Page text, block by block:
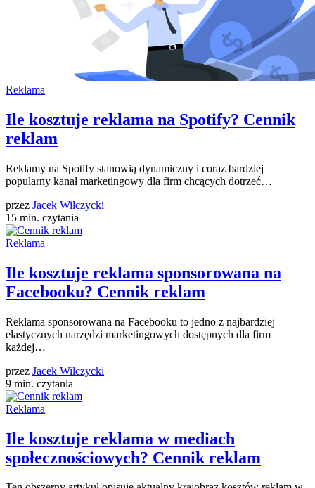
Reklama
Ile kosztuje reklama na Spotify? Cennik
reklam
Reklamy na Spotify stanowią dynamiczny i coraz bardziej
popularny kanał marketingowy dla firm chcących dotrzeć…
przez Jacek Wilczycki
15 min. czytania
Reklama
Ile kosztuje reklama sponsorowana na
Facebooku? Cennik reklam
Reklama sponsorowana na Facebooku to jedno z najbardziej
elastycznych narzędzi marketingowych dostępnych dla firm
każdej…
przez Jacek Wilczycki
9 min. czytania
Reklama
Ile kosztuje reklama w mediach
społecznościowych? Cennik reklam